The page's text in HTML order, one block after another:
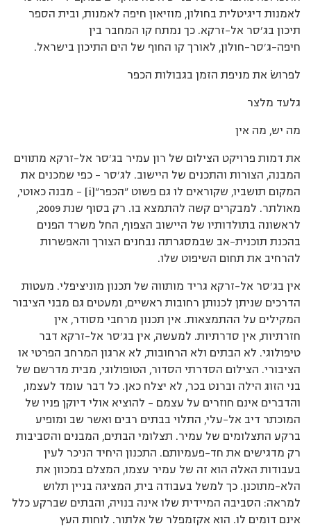
לאמנות דיגיטלית בחולון, מוזיאון חיפה לאמנות, ובית הספר
תיכון בג’סר אל-זרקא. כך נמתח קו המחבר בין
חיפה-ג’סר-חולון, לאורך קו החוף של הים התיכון בישראל.
לפרושׂ את מניפת הזמן בגבולות הכפר
גלעד מלצר
מה יש, מה אין
את דמות פרויקט הצילום של רון עמיר בג’סר אל-זרקא מתווים
המבנה, הצורות והתכנים של היישוב. לג’סר – כפי שמכנים את
המקום תושביו, שקוראים לו גם פשוט "הכפר"[i] – מבנה כאוטי,
מאולתר. למבקרים קשה להתמצא בו. רק בסוף שנת 2009,
לראשונה בתולדותיו של היישוב הצפוף, החל משרד הפנים
בהכנת תוכנית-אב שבמסגרתה נבחנים הצורך והאפשרות
להרחיב את תחום השיפוט שלו.
אין בג’סר אל-זרקא גריד מותווה של תכנון מוניציפלי. מעטות
הדרכים שניתן לכנותן רחובות ראשיים, ומעטים גם מבני הציבור
המקילים על ההתמצאות. אין תכנון מרחבי מסודר, אין
חזרתיות, אין סדרתיות. למעשה, אין בג’סר אל-זרקא דבר
טיפולוגי. לא הבתים ולא הרחובות, לא ארגון המרחב הפרטי או
הציבורי. הצילום הסדרתי הסדור, הטופולוגי, מבית מדרשם של
בני הזוג הילה וברנט בכר, לא יצלח כאן. כל דבר עומד לעצמו,
והדברים אינם חוזרים על עצמם – להוציא אולי דיוקן פניו של
המוכתר דיב אל-עלי, התלוי בבתים רבים ואשר שב ומופיע
ברקע התצלומים של עמיר. תצלומי הבתים, המבנים והסביבות
רק מדגישים את חד-פעמיותם. התכנון היחיד הניכר לעין
בעבודות האלה הוא זה של עמיר עצמו, המצלם במכוון את
הלא-מתוכנן. כך למשל בעבודה בית, המציגה בניין תלוש
למראה: הסביבה המיידית שלו אינה בנויה, והבתים שברקע כלל
אינם דומים לו. הוא אקזמפלר של אלתור. לוחות העץ